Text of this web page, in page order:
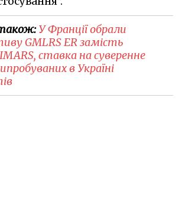
У Франції обрали
GMLRS ER замість
ставка на суверенне
в Україні